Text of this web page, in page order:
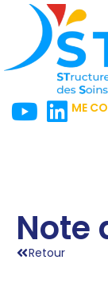
ME
Note
Retour